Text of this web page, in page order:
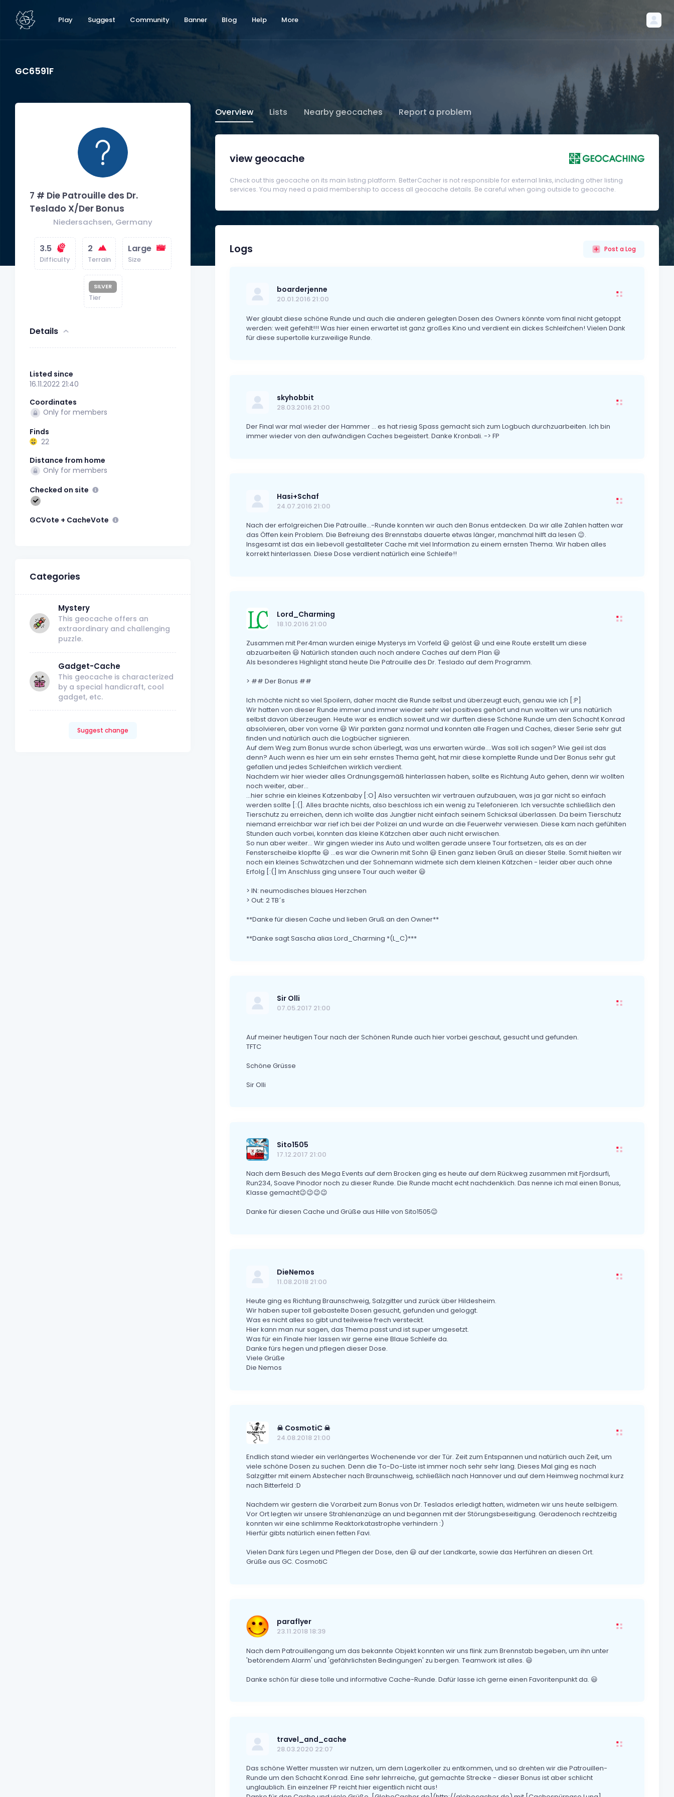
Play Suggest Community Banner Blog Help More
GC6591F
7 # Die Patrouille des Dr.
Teslado X/Der Bonus
Niedersachsen, Germany
3.5
Difficulty
2
Terrain
Large
Size
SILVER
Tier
Details
Listed since
16.11.2022 21:40
Coordinates
Only for members
Finds
22
Distance from home
Only for members
Checked on site
GCVote + CacheVote
Categories
Mystery
This geocache offers an
extraordinary and challenging
puzzle.
Gadget-Cache
This geocache is characterized
by a special handicraft, cool
gadget, etc.
Suggest change
Overview Lists Nearby geocaches Report a problem
view geocache
Check out this geocache on its main listing platform. BetterCacher is not responsible for external links, including other listing
services. You may need a paid membership to access all geocache details. Be careful when going outside to geocache.
Logs Post a Log
boarderjenne
20.01.2016 21:00
Wer glaubt diese schöne Runde und auch die anderen gelegten Dosen des Owners könnte vom final nicht getoppt
werden: weit gefehlt!!! Was hier einen erwartet ist ganz großes Kino und verdient ein dickes Schleifchen! Vielen Dank
für diese supertolle kurzweilige Runde.
skyhobbit
28.03.2016 21:00
Der Final war mal wieder der Hammer ... es hat riesig Spass gemacht sich zum Logbuch durchzuarbeiten. Ich bin
immer wieder von den aufwändigen Caches begeistert. Danke Kronbali. -> FP
Hasi+Schaf
24.07.2016 21:00
Nach der erfolgreichen Die Patrouille...-Runde konnten wir auch den Bonus entdecken. Da wir alle Zahlen hatten war
das Öffen kein Problem. Die Befreiung des Brennstabs dauerte etwas länger, manchmal hilft da lesen 😉.
Insgesamt ist das ein liebevoll gestallteter Cache mit viel Information zu einem ernsten Thema. Wir haben alles
korrekt hinterlassen. Diese Dose verdient natürlich eine Schleife!!
Lord_Charming
18.10.2016 21:00
Zusammen mit Per4man wurden einige Mysterys im Vorfeld 😃 gelöst 😃 und eine Route erstellt um diese
abzuarbeiten 😃 Natürlich standen auch noch andere Caches auf dem Plan 😃
Als besonderes Highlight stand heute Die Patrouille des Dr. Teslado auf dem Programm.
> ## Der Bonus ##
Ich möchte nicht so viel Spoilern, daher macht die Runde selbst und überzeugt euch, genau wie ich [:P]
Wir hatten von dieser Runde immer und immer wieder sehr viel positives gehört und nun wollten wir uns natürlich
selbst davon überzeugen. Heute war es endlich soweit und wir durften diese Schöne Runde um den Schacht Konrad
absolvieren, aber von vorne 😃 Wir parkten ganz normal und konnten alle Fragen und Caches, dieser Serie sehr gut
finden und natürlich auch die Logbücher signieren.
Auf dem Weg zum Bonus wurde schon überlegt, was uns erwarten würde....Was soll ich sagen? Wie geil ist das
denn? Auch wenn es hier um ein sehr ernstes Thema geht, hat mir diese komplette Runde und Der Bonus sehr gut
gefallen und jedes Schleifchen wirklich verdient.
Nachdem wir hier wieder alles Ordnungsgemäß hinterlassen haben, sollte es Richtung Auto gehen, denn wir wollten
noch weiter, aber...
...hier schrie ein kleines Katzenbaby [:O] Also versuchten wir vertrauen aufzubauen, was ja gar nicht so einfach
werden sollte [:(]. Alles brachte nichts, also beschloss ich ein wenig zu Telefonieren. Ich versuchte schließlich den
Tierschutz zu erreichen, denn ich wollte das Jungtier nicht einfach seinem Schicksal überlassen. Da beim Tierschutz
niemand erreichbar war rief ich bei der Polizei an und wurde an die Feuerwehr verwiesen. Diese kam nach gefühlten
Stunden auch vorbei, konnten das kleine Kätzchen aber auch nicht erwischen.
So nun aber weiter... Wir gingen wieder ins Auto und wollten gerade unsere Tour fortsetzen, als es an der
Fensterscheibe klopfte 😃 ...es war die Ownerin mit Sohn 😃 Einen ganz lieben Gruß an dieser Stelle. Somit hielten wir
noch ein kleines Schwätzchen und der Sohnemann widmete sich dem kleinen Kätzchen - leider aber auch ohne
Erfolg [:(] Im Anschluss ging unsere Tour auch weiter 😃
> IN: neumodisches blaues Herzchen
> Out: 2 TB´s
**Danke für diesen Cache und lieben Gruß an den Owner**
**Danke sagt Sascha alias Lord_Charming *(L_C)***
Sir Olli
07.05.2017 21:00
Auf meiner heutigen Tour nach der Schönen Runde auch hier vorbei geschaut, gesucht und gefunden.
TFTC
Schöne Grüsse
Sir Olli
Sito1505
17.12.2017 21:00
Nach dem Besuch des Mega Events auf dem Brocken ging es heute auf dem Rückweg zusammen mit Fjordsurfi,
Run234, Soave Pinodor noch zu dieser Runde. Die Runde macht echt nachdenklich. Das nenne ich mal einen Bonus,
Klasse gemacht😉😉😉😉
Danke für diesen Cache und Grüße aus Hille von Sito1505😉
DieNemos
11.08.2018 21:00
Heute ging es Richtung Braunschweig, Salzgitter und zurück über Hildesheim.
Wir haben super toll gebastelte Dosen gesucht, gefunden und geloggt.
Was es nicht alles so gibt und teilweise frech versteckt.
Hier kann man nur sagen, das Thema passt und ist super umgesetzt.
Was für ein Finale hier lassen wir gerne eine Blaue Schleife da.
Danke fürs hegen und pflegen dieser Dose.
Viele Grüße
Die Nemos
☠ CosmotiC ☠
24.08.2018 21:00
Endlich stand wieder ein verlängertes Wochenende vor der Tür. Zeit zum Entspannen und natürlich auch Zeit, um
viele schöne Dosen zu suchen. Denn die To-Do-Liste ist immer noch sehr sehr lang. Dieses Mal ging es nach
Salzgitter mit einem Abstecher nach Braunschweig, schließlich nach Hannover und auf dem Heimweg nochmal kurz
nach Bitterfeld :D
Nachdem wir gestern die Vorarbeit zum Bonus von Dr. Teslados erledigt hatten, widmeten wir uns heute selbigem.
Vor Ort legten wir unsere Strahlenanzüge an und begannen mit der Störungsbeseitigung. Geradenoch rechtzeitig
konnten wir eine schlimme Reaktorkatastrophe verhindern :)
Hierfür gibts natürlich einen fetten Favi.
Vielen Dank fürs Legen und Pflegen der Dose, den 😃 auf der Landkarte, sowie das Herführen an diesen Ort.
Grüße aus GC. CosmotiC
paraflyer
23.11.2018 18:39
Nach dem Patrouillengang um das bekannte Objekt konnten wir uns flink zum Brennstab begeben, um ihn unter
'betörendem Alarm' und 'gefährlichsten Bedingungen' zu bergen. Teamwork ist alles. 😃
Danke schön für diese tolle und informative Cache-Runde. Dafür lasse ich gerne einen Favoritenpunkt da. 😃
travel_and_cache
28.03.2020 22:07
Das schöne Wetter mussten wir nutzen, um dem Lagerkoller zu entkommen, und so drehten wir die Patrouillen-
Runde um den Schacht Konrad. Eine sehr lehrreiche, gut gemachte Strecke - dieser Bonus ist aber schlicht
unglaublich. Ein einzelner FP reicht hier eigentlich nicht aus!